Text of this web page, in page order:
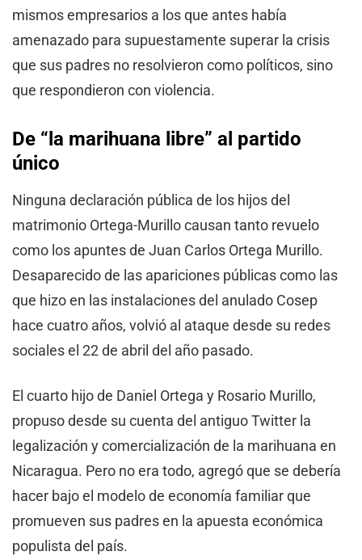
mismos empresarios a los que antes había
amenazado para supuestamente superar la crisis
que sus padres no resolvieron como políticos, sino
que respondieron con violencia.
De “la marihuana libre” al partido
único
Ninguna declaración pública de los hijos del
matrimonio Ortega-Murillo causan tanto revuelo
como los apuntes de Juan Carlos Ortega Murillo.
Desaparecido de las apariciones públicas como las
que hizo en las instalaciones del anulado Cosep
hace cuatro años, volvió al ataque desde su redes
sociales el 22 de abril del año pasado.
El cuarto hijo de Daniel Ortega y Rosario Murillo,
propuso desde su cuenta del antiguo Twitter la
legalización y comercialización de la marihuana en
Nicaragua. Pero no era todo, agregó que se debería
hacer bajo el modelo de economía familiar que
promueven sus padres en la apuesta económica
populista del país.